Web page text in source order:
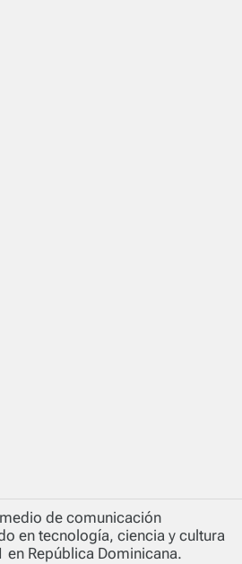
de comunicación
en tecnología, ciencia y cultura
en República Dominicana.